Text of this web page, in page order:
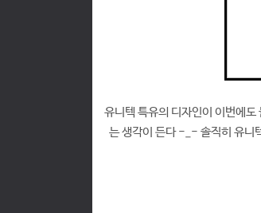
유니텍 특유의 디자인이 이번에
는 생각이 든다 -_- 솔직히 유니